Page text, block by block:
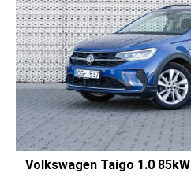
Volkswagen Taigo 1.0 85kW